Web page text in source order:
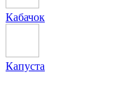
Кабачок
Капуста